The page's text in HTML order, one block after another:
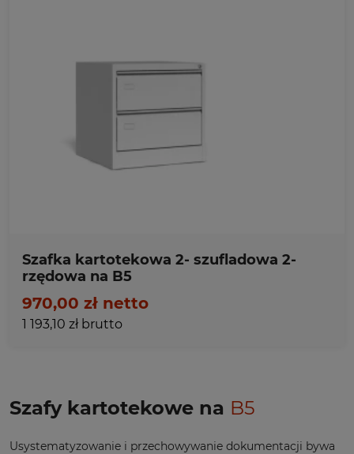
Szafy kartotekowe na B5
Usystematyzowanie i przechowywanie dokumentacji bywa
Ulubione
Szafka kartotekowa 2- szufladowa 2-
rzędowa na B5
970,00 zł netto
1 193,10 zł brutto